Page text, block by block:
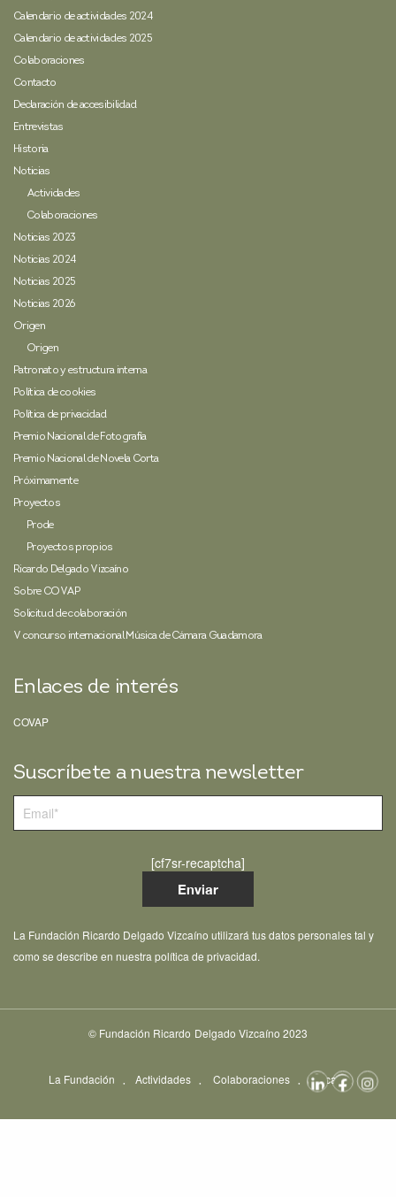
Calendario de actividades 2024
Calendario de actividades 2025
Colaboraciones
Contacto
Declaración de accesibilidad
Entrevistas
Historia
Noticias
Actividades
Colaboraciones
Noticias 2023
Noticias 2024
Noticias 2025
Noticias 2026
Origen
Origen
Patronato y estructura interna
Política de cookies
Política de privacidad
Premio Nacional de Fotografía
Premio Nacional de Novela Corta
Próximamente
Proyectos
Prode
Proyectos propios
Ricardo Delgado Vizcaíno
Sobre COVAP
Solicitud de colaboración
V concurso internacional Música de Cámara Guadamora
Enlaces de interés
COVAP
Suscríbete a nuestra newsletter
[cf7sr-recaptcha]
La Fundación Ricardo Delgado Vizcaíno utilizará tus datos personales tal y
como se describe en nuestra política de privacidad.
© Fundación Ricardo Delgado Vizcaíno 2023
La Fundación Actividades Colaboraciones Becas